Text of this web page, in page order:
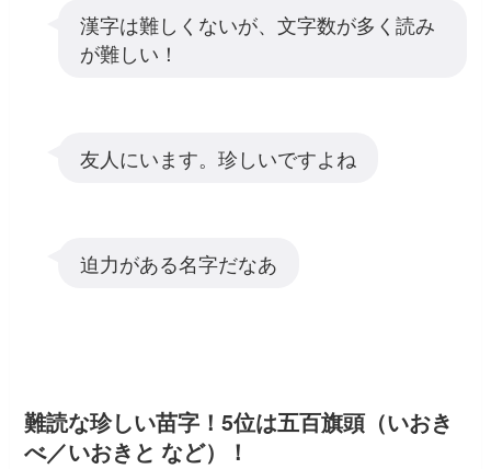
漢字は難しくないが、文字数が多く読み
が難しい！
友人にいます。珍しいですよね
迫力がある名字だなあ
難読な珍しい苗字！5位は五百旗頭（いおき
べ／いおきと など）！